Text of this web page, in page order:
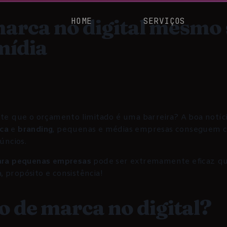
HOME SERVIÇOS
no digital mesmo
que o orçamento limitado é uma barreira? A boa
e branding, pequenas e médias empresas conseguem
pequenas empresas pode ser extremamente eficaz
propósito e consistência!
de marca no digital?